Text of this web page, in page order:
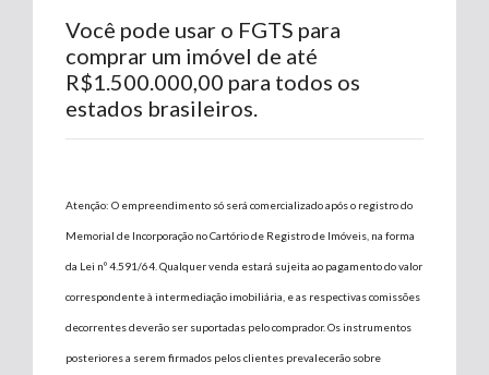
Você pode usar o FGTS para
comprar um imóvel de até
R$1.500.000,00 para todos os
estados brasileiros.
Atenção: O empreendimento só será comercializado após o registro do
Memorial de Incorporação no Cartório de Registro de Imóveis, na forma
da Lei nº 4.591/64. Qualquer venda estará sujeita ao pagamento do valor
correspondente à intermediação imobiliária, e as respectivas comissões
decorrentes deverão ser suportadas pelo comprador. Os instrumentos
posteriores a serem firmados pelos clientes prevalecerão sobre